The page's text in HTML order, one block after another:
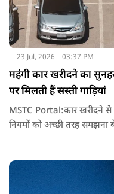
23 Jul, 2026 03:37 PM
महंगी कार खरीदने का
पर मिलती हैं सस्ती गाड़ियां
MSTC Portal:कार खरीदने
नियमों को अच्छी तरह समझना